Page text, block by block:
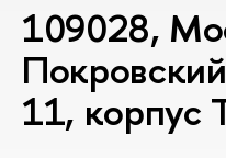
109028,
11, корпус